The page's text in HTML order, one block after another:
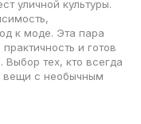
уличной культуры.
к моде. Эта пара
и готов
тех, кто всегда
вещи с необычным